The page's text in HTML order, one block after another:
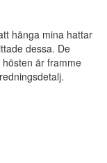
hänga mina hattar
dessa. De
är framme